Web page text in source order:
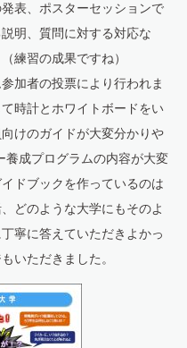
表、ポスターセッションで
明、質問に対する対応な
練習の成果ですね）
加者の投票により行われま
時計とホワイトボードをい
けのガイドが大変分かりや
養成プログラムの内容が大変
ドブックを作っているのは
どのような大学にもそのよ
寧に答えていただきよかっ
いただきました。